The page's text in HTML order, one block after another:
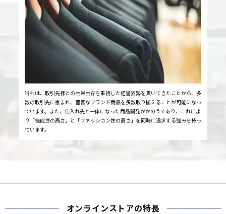
当社は、取引先様との共栄共存を重視した経営姿勢を貫いてきたことから、多
数の取引先に恵まれ、豊富なブランド商品を多数取り揃えることが可能になっ
ています。また、仕入れ先と一体になった商品開発がかのうであり、これによ
り「機能性の高さ」と「ファッション性の高さ」を同時に追求する強みを持っ
ています。
オンラインストアの特長